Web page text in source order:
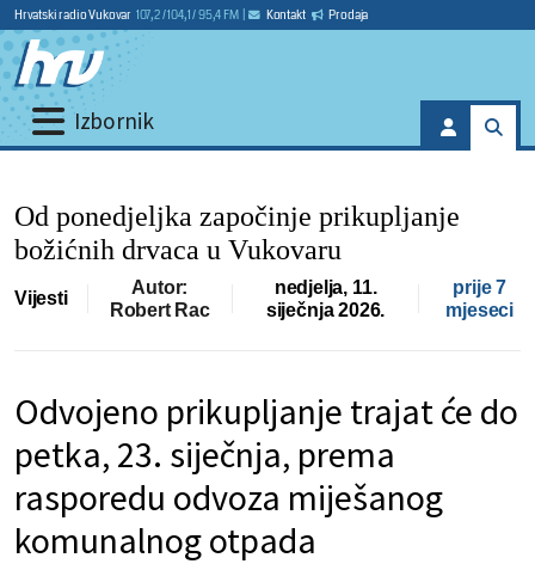
Hrvatski radio Vukovar 107,2 / 104,1 / 95,4 FM Kontakt Prodaja
Izbornik
Od ponedjeljka započinje prikupljanje
božićnih drvaca u Vukovaru
Vijesti
Autor:
Robert Rac
nedjelja, 11.
siječnja 2026.
prije 7
mjeseci
Odvojeno prikupljanje trajat će do
petka, 23. siječnja, prema
rasporedu odvoza miješanog
komunalnog otpada